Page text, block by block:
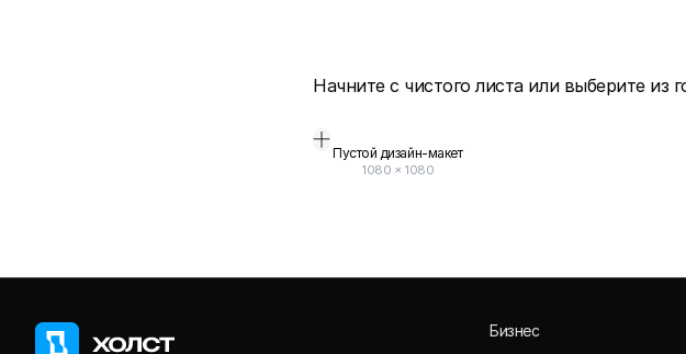
Начните с чистого листа или выберите из
Пустой дизайн-макет
1080 × 1080
Бизнес